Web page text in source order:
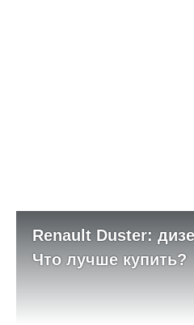
Renault Duster:
Что лучше купить?